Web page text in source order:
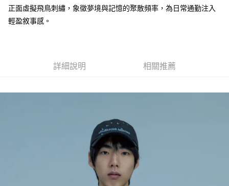
台新國際商業銀行
中國信託商業銀行
台灣樂天信用卡公司
ATM付款
每筆NT$60，滿NT$1,500(含以上)免運費
每筆NT$100，滿NT$2,000(含以上)免運費
正面虛擬飛鳥刺繡，象徵夢境與記憶的聚散頻率，為日常通勤注入
輕盈敘事感。
詳細說明 相關推薦